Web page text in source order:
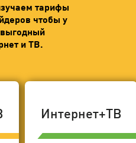
тарифы
чтобы у
и ТВ.
Интернет+ТВ